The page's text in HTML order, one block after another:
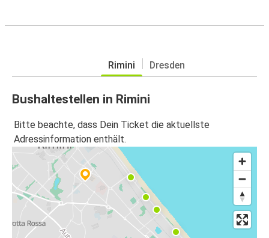
Rimini Dresden
Bushaltestellen in Rimini
Bitte beachte, dass Dein Ticket die aktuellste
Adressinformation enthält.